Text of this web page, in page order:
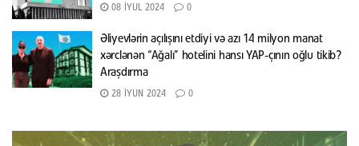
08 İYUL 2024 0
Əliyevlərin açılışını etdiyi və azı 14 milyon manat
xərclənən “Ağalı” hotelini hansı YAP-çının oğlu tikib?
Araşdırma
28 İYUN 2024 0